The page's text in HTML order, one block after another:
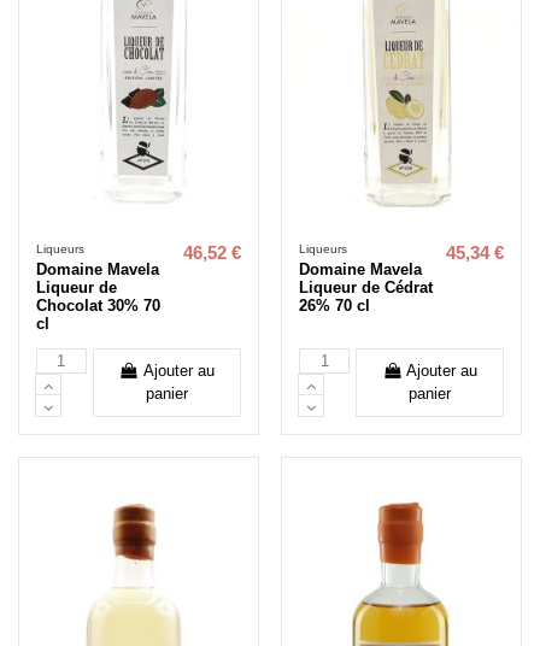
Liqueurs
Domaine Mavela
Liqueur de
Chocolat 30% 70
cl
46,52 €
Ajouter au
panier
Liqueurs
Domaine Mavela
Liqueur de Cédrat
26% 70 cl
45,34 €
Ajouter au
panier